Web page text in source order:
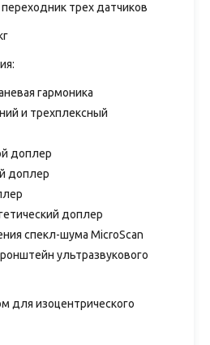
трех датчиков
гармоника
и трехплексный
доплер
доплер
доплер
спекл-шума MicroScan
ультразвукового
для изоцентрического